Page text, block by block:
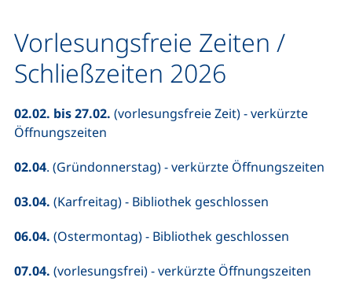
Vorlesungsfreie Zeiten /
Schließzeiten 2026
02.02. bis 27.02. (vorlesungsfreie Zeit) - verkürzte
Öffnungszeiten
02.04. (Gründonnerstag) - verkürzte Öffnungszeiten
03.04. (Karfreitag) - Bibliothek geschlossen
06.04. (Ostermontag) - Bibliothek geschlossen
07.04. (vorlesungsfrei) - verkürzte Öffnungszeiten